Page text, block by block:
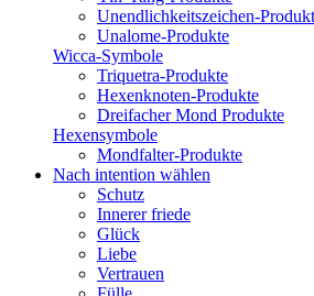
Unendlichkeitszeichen-
Unalome-Produkte
Wicca-Symbole
Triquetra-Produkte
Hexenknoten-Produkte
Dreifacher Mond Produkte
Hexensymbole
Mondfalter-Produkte
Nach intention wählen
Schutz
Innerer friede
Glück
Liebe
Vertrauen